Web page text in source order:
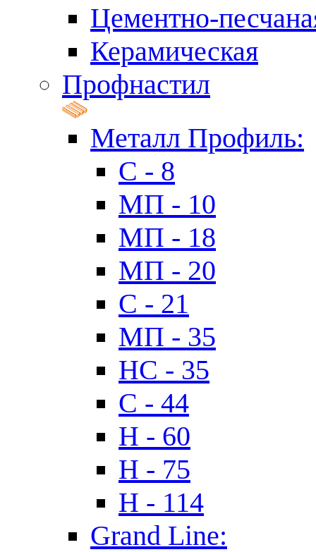
Цементно-
Керамическая
Профнастил
Металл Профиль:
C - 8
МП - 10
МП - 18
МП - 20
C - 21
МП - 35
HC - 35
C - 44
H - 60
H - 75
H - 114
Grand Line: